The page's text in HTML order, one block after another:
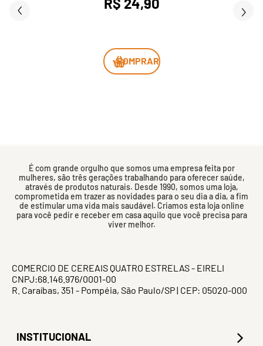
COMPRAR
É com grande orgulho que somos uma empresa feita por
mulheres, são três gerações trabalhando para oferecer saúde,
através de produtos naturais. Desde 1990, somos uma loja,
comprometida em trazer as novidades para o seu dia a dia, a fim
de estimular uma vida mais saudável. Criamos esta loja online
para você pedir e receber em casa aquilo que você precisa para
viver melhor.
COMERCIO DE CEREAIS QUATRO ESTRELAS - EIRELI
CNPJ:68.146.976/0001-00
R. Caraíbas, 351 - Pompéia, São Paulo/SP | CEP: 05020-000
INSTITUCIONAL